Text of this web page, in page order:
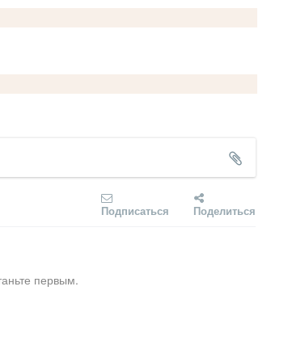
Подписаться Поделиться
первым.